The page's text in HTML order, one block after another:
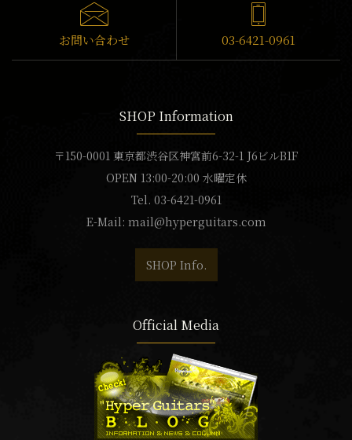
お問い合わせ 03-6421-0961
SHOP Information
〒150-0001 東京都渋谷区神宮前6-32-1 J6ビルB1F
OPEN 13:00-20:00 水曜定休
Tel. 03-6421-0961
E-Mail: mail@hyperguitars.com
SHOP Info.
Official Media